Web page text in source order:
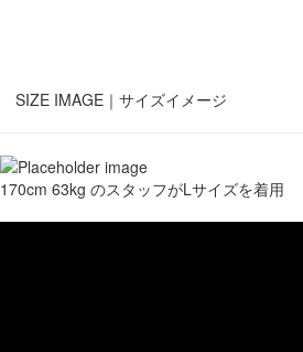
SIZE IMAGE｜ サイズイメージ
170cm 63kg のスタッフがLサイズを着用